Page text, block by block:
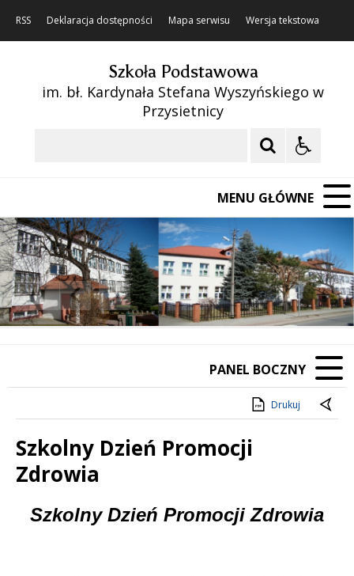
RSS Deklaracja dostępności Mapa serwisu Wersja tekstowa
Szkoła Podstawowa
im. bł. Kardynała Stefana Wyszyńskiego w
Przysietnicy
MENU GŁÓWNE
Poprzedni Element
Następny Element
❚❚
PANEL BOCZNY
Drukuj
Szkolny Dzień Promocji
Zdrowia
Treść
Szkolny Dzień Promocji Zdrowia